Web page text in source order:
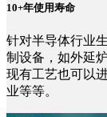
10+年使用寿命
针对半导体行业
制设备，如外延
现有工艺也可以
业等等。